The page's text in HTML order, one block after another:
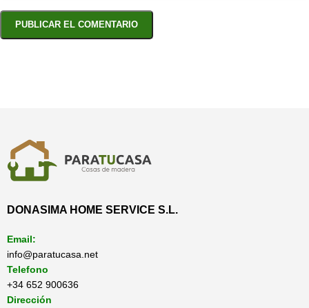
DONASIMA HOME SERVICE S.L.
Email:
info@paratucasa.net
Telefono
+34 652 900636
Dirección